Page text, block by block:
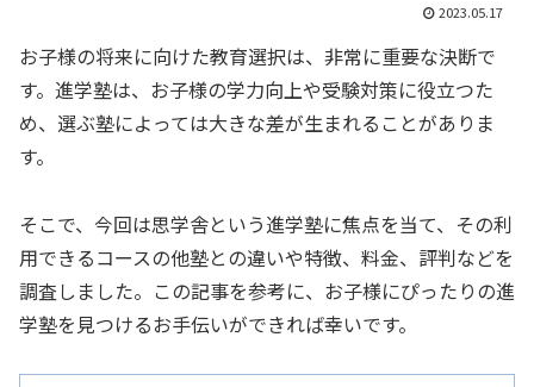
2023.05.17
お子様の将来に向けた教育選択は、非常に重要な決断で
す。進学塾は、お子様の学力向上や受験対策に役立つた
め、選ぶ塾によっては大きな差が生まれることがありま
す。
そこで、今回は思学舎という進学塾に焦点を当て、その利
用できるコースの他塾との違いや特徴、料金、評判などを
調査しました。この記事を参考に、お子様にぴったりの進
学塾を見つけるお手伝いができれば幸いです。